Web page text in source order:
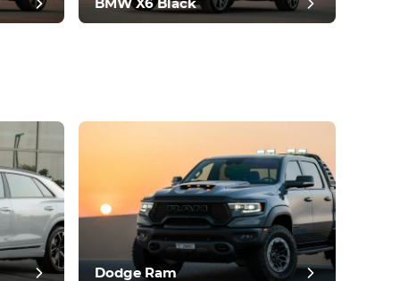
BMW X6 Black
Dodge Ram